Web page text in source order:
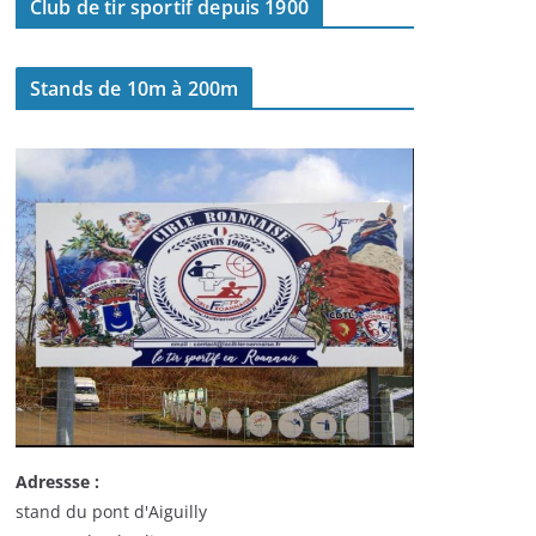
Club de tir sportif depuis 1900
Stands de 10m à 200m
Adressse :
stand du pont d'Aiguilly